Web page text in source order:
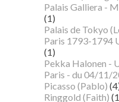
Palais Galliera -
(1)
Palais de Tokyo
Paris 1793-1794
(1)
Pekka Halonen -
Paris - du 04/11/
Picasso (Pablo)
Ringgold (Faith)